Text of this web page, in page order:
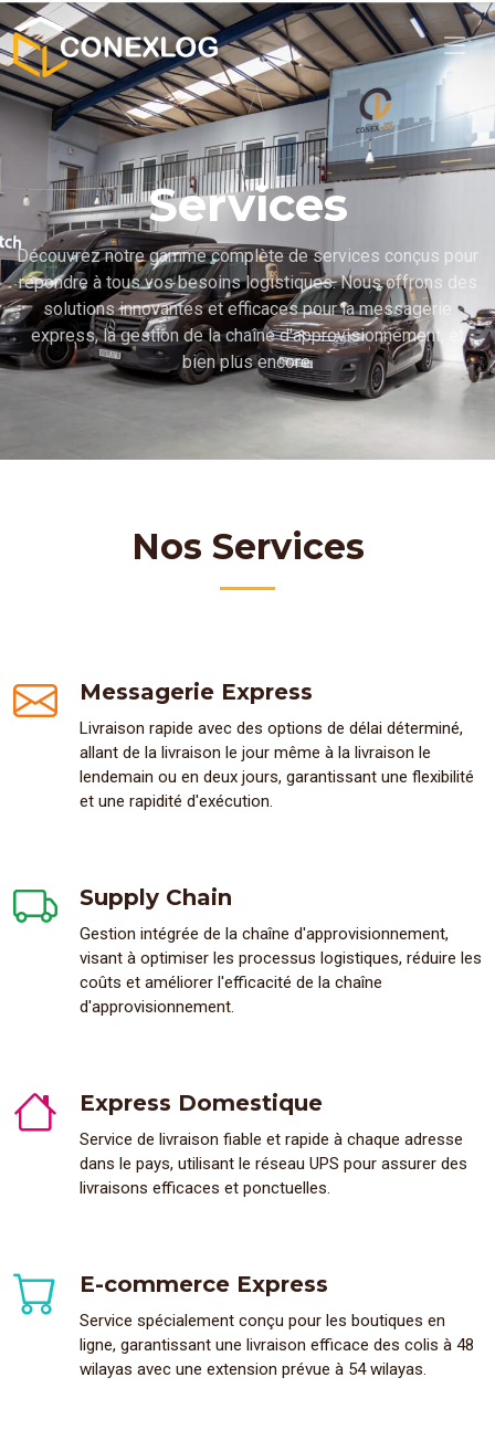
Services
Découvrez notre gamme complète de services conçus pour
répondre à tous vos besoins logistiques. Nous offrons des
solutions innovantes et efficaces pour la messagerie
express, la gestion de la chaîne d'approvisionnement, et
bien plus encore.
Nos Services
Messagerie Express
Livraison rapide avec des options de délai déterminé,
allant de la livraison le jour même à la livraison le
lendemain ou en deux jours, garantissant une flexibilité
et une rapidité d'exécution.
Supply Chain
Gestion intégrée de la chaîne d'approvisionnement,
visant à optimiser les processus logistiques, réduire les
coûts et améliorer l'efficacité de la chaîne
d'approvisionnement.
Express Domestique
Service de livraison fiable et rapide à chaque adresse
dans le pays, utilisant le réseau UPS pour assurer des
livraisons efficaces et ponctuelles.
E-commerce Express
Service spécialement conçu pour les boutiques en
ligne, garantissant une livraison efficace des colis à 48
wilayas avec une extension prévue à 54 wilayas.